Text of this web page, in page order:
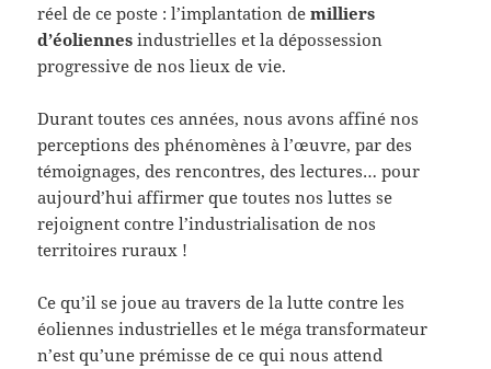
réel de ce poste : l’implantation demilliers
d’éoliennes industrielles et la dépossession
progressive de nos lieux de vie.
Durant toutes ces années, nous avons affiné nos
perceptions des phénomènes à l’œuvre, par des
témoignages, des rencontres, des lectures… pour
aujourd’hui affirmer que toutes nos luttes se
rejoignent contre l’industrialisation de nos
territoires ruraux !
Ce qu’il se joue au travers de la lutte contre les
éoliennes industrielles et le méga transformateur
n’est qu’une prémisse de ce qui nous attend